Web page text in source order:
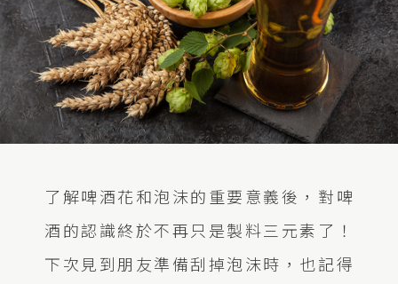
了解啤酒花和泡沫的重要意義後，對啤
酒的認識終於不再只是製料三元素了！
下次見到朋友準備刮掉泡沫時，也記得